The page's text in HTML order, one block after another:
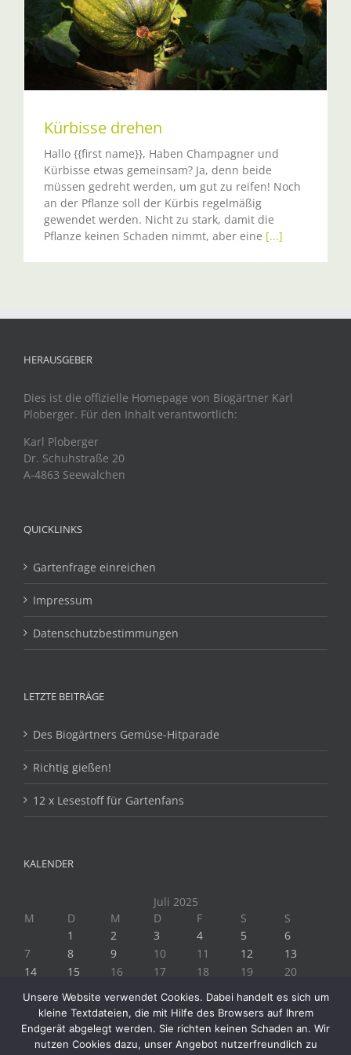
Kürbisse drehen
Hallo {{first name}}, Haben Champagner und
Kürbisse etwas gemeinsam? Ja, denn beide
müssen gedreht werden, um gut zu reifen! Noch
an der Pflanze soll der Kürbis regelmäßig
gewendet werden. Nicht zu stark, damit die
Pflanze keinen Schaden nimmt, aber eine [...]
HERAUSGEBER
Dies ist die offizielle Homepage von Biogärtner Karl
Ploberger. Für den Inhalt verantwortlich:
Karl Ploberger
Dr. Schuhstraße 20
A-4863 Seewalchen
QUICKLINKS
Gartenfrage einreichen
Impressum
Datenschutzbestimmungen
LETZTE BEITRÄGE
Des Biogärtners Gemüse-Hitparade
Richtig gießen!
12 x Lesestoff für Gartenfans
KALENDER
Juli 2025
M
D M D F S
S
1
2 3 4 5
6
7
8 9 10 11 12
13
14
15 16 17 18 19
20
29 30
31
« Juni
Aug. »
Unsere Website verwendet Cookies. Dabei handelt es sich um
kleine Textdateien, die mit Hilfe des Browsers auf Ihrem
Endgerät abgelegt werden. Sie richten keinen Schaden an. Wir
nutzen Cookies dazu, unser Angebot nutzerfreundlich zu